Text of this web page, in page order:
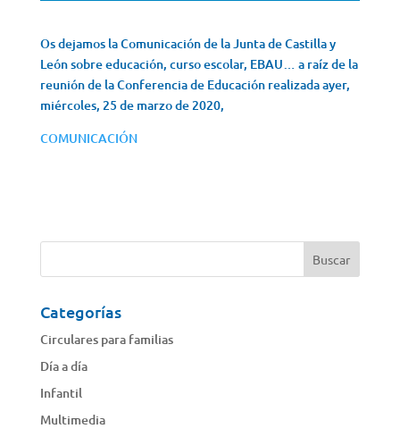
Os dejamos la Comunicación de la Junta de Castilla y
León sobre educación, curso escolar, EBAU… a raíz de la
reunión de la Conferencia de Educación realizada ayer,
miércoles, 25 de marzo de 2020,
COMUNICACIÓN
Categorías
Circulares para familias
Día a día
Infantil
Multimedia